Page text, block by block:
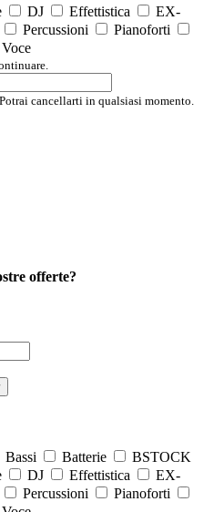
DJ Effettistica
EX-
Percussioni
Pianoforti
Voce
cancellarti in qualsiasi momento.
offerte?
Bassi Batterie
BSTOCK
DJ Effettistica
EX-
Percussioni
Pianoforti